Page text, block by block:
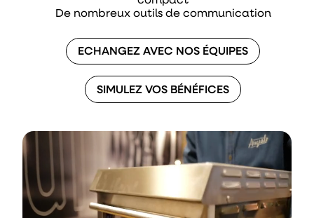
De nombreux outils de communication
ECHANGEZ AVEC NOS ÉQUIPES
SIMULEZ VOS BÉNÉFICES